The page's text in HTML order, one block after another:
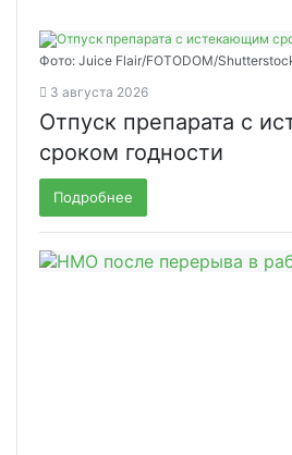
Фото: Juice Flair/FOTODOM/
3 августа 2026
Отпуск препарата с
сроком годности
Подробнее